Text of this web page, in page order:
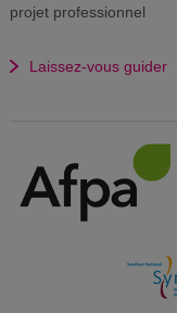
projet professionnel
Laissez-vous guider